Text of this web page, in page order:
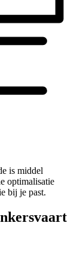
is middel
optimalisatie
bij je past.